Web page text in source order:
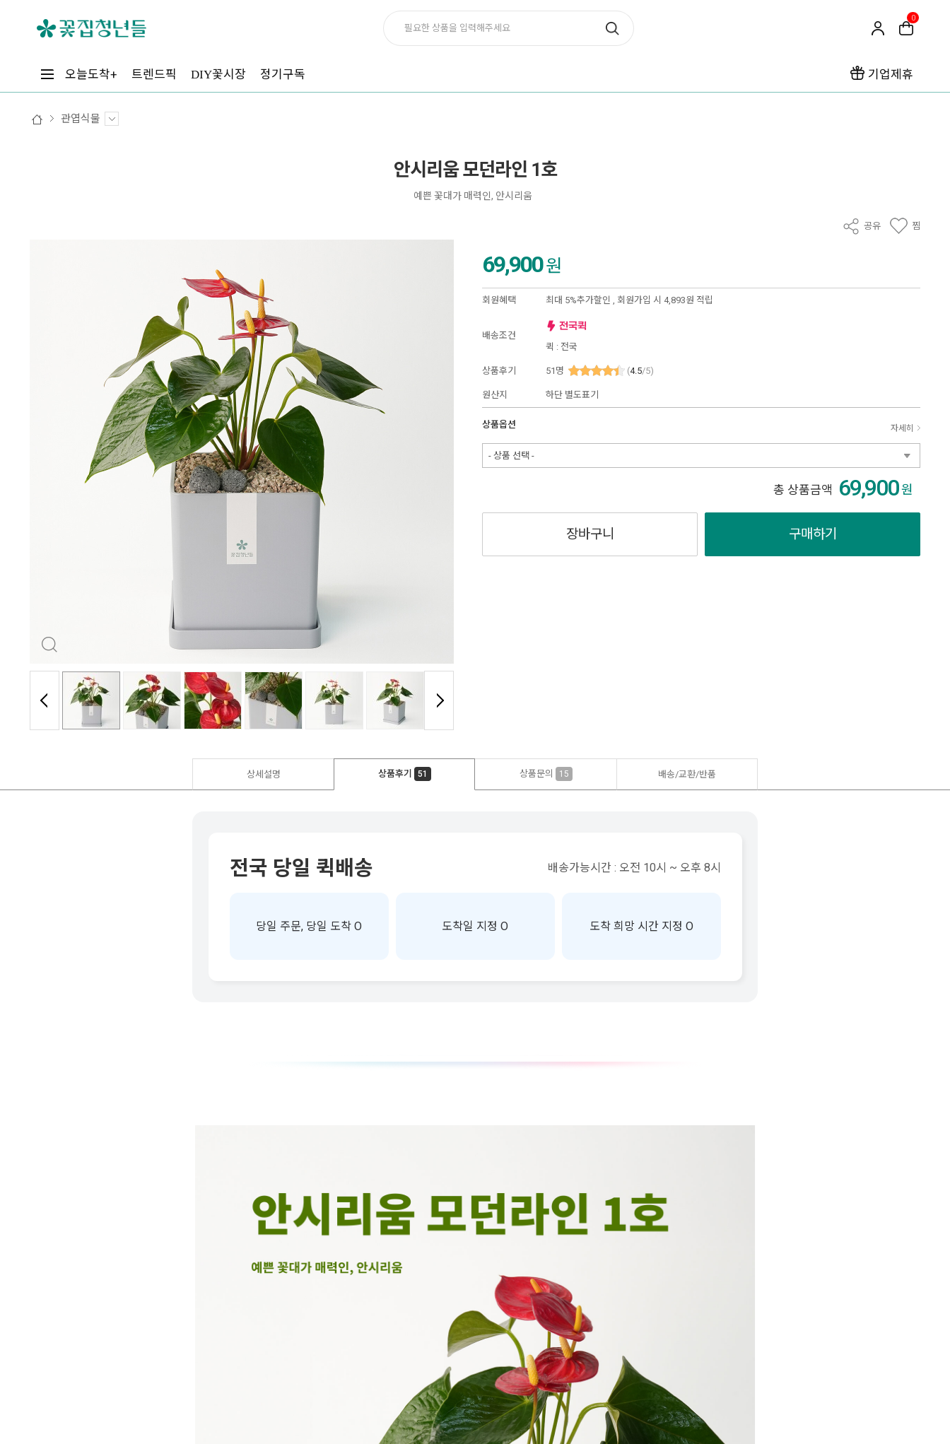
0
오늘도착+ 트렌드픽 DIY꽃시장 정기구독 기업제휴
관엽식물
안시리움 모던라인 1호
예쁜 꽃대가 매력인, 안시리움
공유 찜
69,900원
회원혜택 최대 5%추가할인 , 회원가입 시 4,893원 적립
배송조건
퀵 : 전국
상품후기 51 명 (4.5/5)
원산지 하단 별도표기
상품옵션 자세히
- 상품 선택 -
총 상품금액 69,900원
장바구니 구매하기
상세설명 상품후기 51 상품문의 15 배송/교환/반품
전국 당일 퀵배송 배송가능시간 : 오전 10시 ~ 오후 8시
당일 주문, 당일 도착 O 도착일 지정 O 도착 희망 시간 지정 O